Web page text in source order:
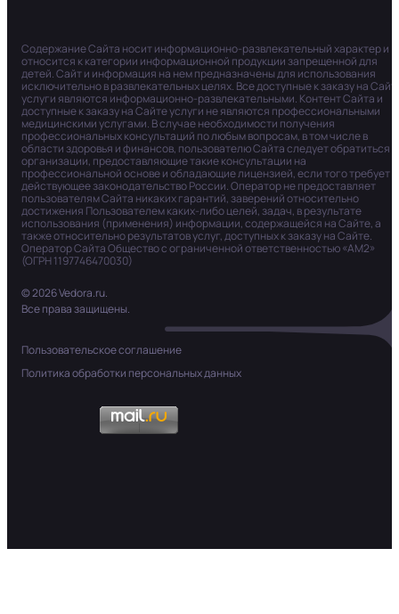
Содержание Сайта носит информационно-развлекательный характер и
относится к категории информационной продукции запрещенной для
детей. Сайт и информация на нем предназначены для использования
исключительно в развлекательных целях. Все доступные к заказу на
услуги являются информационно-развлекательными. Контент Сайта и
доступные к заказу на Сайте услуги не являются профессиональными
медицинскими услугами. В случае необходимости получения
профессиональных консультаций по любым вопросам, в том числе в
области здоровья и финансов, пользователю Сайта следует обратиться в
организации, предоставляющие такие консультации на
профессиональной основе и обладающие лицензией, если того требует
действующее законодательство России. Оператор не предоставляет
пользователям Сайта никаких гарантий, заверений относительно
достижения Пользователем каких-либо целей, задач, в результате
использования (применения) информации, содержащейся на Сайте, а
также относительно результатов услуг, доступных к заказу на Сайте.
Оператор Сайта Общество с ограниченной ответственностью «АМ2»
(ОГРН 1197746470030)
© 2026 Vedora.ru.
Все права защищены.
Пользовательское соглашение
Политика обработки персональных данных